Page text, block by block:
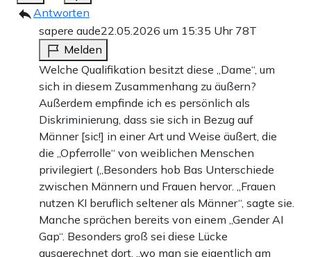
Antworten
sapere aude22.05.2026 um 15:35 Uhr 78T
Melden
Welche Qualifikation besitzt diese „Dame“, um
sich in diesem Zusammenhang zu äußern?
Außerdem empfinde ich es persönlich als
Diskriminierung, dass sie sich in Bezug auf
Männer [sic!] in einer Art und Weise äußert, die
die „Opferrolle“ von weiblichen Menschen
privilegiert („Besonders hob Bas Unterschiede
zwischen Männern und Frauen hervor. „Frauen
nutzen KI beruflich seltener als Männer“, sagte sie.
Manche sprächen bereits von einem „Gender AI
Gap“. Besonders groß sei diese Lücke
ausgerechnet dort, „wo man sie eigentlich am